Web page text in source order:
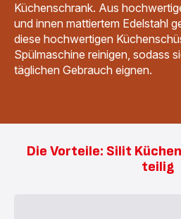
Küchenschrank. Aus
und innen mattiertem Edelstahl
diese hochwertigen
Spülmaschine reinigen, sodass
täglichen Gebrauch eignen.
Die Vorteile: Silit
teilig